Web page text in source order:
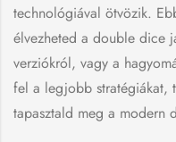
technológiával ötvözik.
élvezheted a double dice
verziókról, vagy a
fel a legjobb stratégiákat,
tapasztald meg a modern